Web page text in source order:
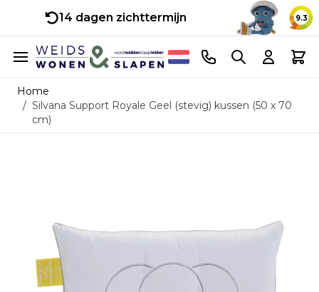
14 dagen zichttermijn 9.3
Ga naar de inhoud
Telefoonnummer
Search Cart
Home
/ Silvana Support Royale Geel (stevig) kussen (50 x 70
cm)